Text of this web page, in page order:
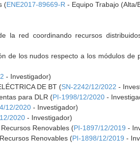
(ENE2017-89669-R - Equipo Trabajo (Alta/
la red coordinando recursos
de los nudos respecto a los módulos de
- Investigador)
DE BT (SN-2242/12/2022 -
para DLR (PI-1998/12/2020 -
12/2020 - Investigador)
2020 - Investigador)
Renovables (PI-1897/12/2019 -
Renovables (PI-1898/12/2019 -